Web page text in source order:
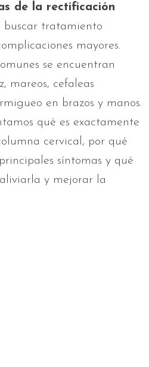
de la rectificación
buscar tratamiento
mayores.
se encuentran
mareos, cefaleas
en brazos y manos.
qué es exactamente
cervical, por qué
síntomas y qué
y mejorar la